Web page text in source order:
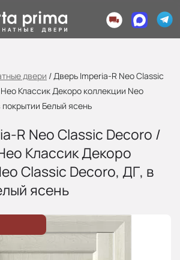
двери /Дверь Imperia-R Neo Classic
Классик Декоро коллекции Neo
Белый ясень
R Neo Classic Decoro /
Классик Декоро
Classic Decoro, ДГ, в
ясень